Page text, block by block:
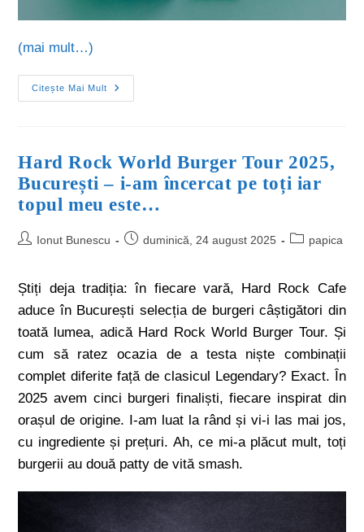
(mai mult…)
Citește Mai Mult
Hard Rock World Burger Tour 2025,
București – i-am încercat pe toți iar
topul meu este…
Ionut Bunescu duminică, 24 august 2025 papica
Știți deja tradiția: în fiecare vară, Hard Rock Cafe
aduce în București selecția de burgeri câștigători din
toată lumea, adică Hard Rock World Burger Tour. Și
cum să ratez ocazia de a testa niște combinații
complet diferite față de clasicul Legendary? Exact. În
2025 avem cinci burgeri finaliști, fiecare inspirat din
orașul de origine. I-am luat la rând și vi-i las mai jos,
cu ingrediente și prețuri. Ah, ce mi-a plăcut mult, toți
burgerii au două patty de vită smash.